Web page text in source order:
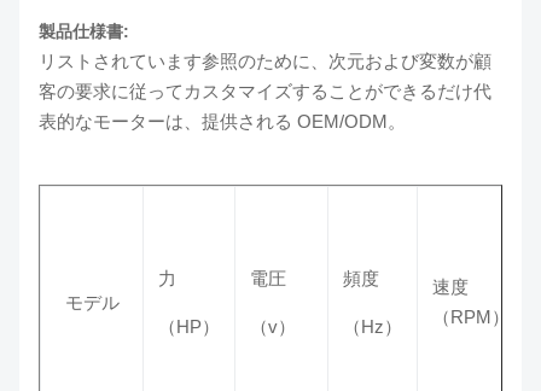
製品仕様書:
リストされています参照のために、次元および変数が顧
客の要求に従ってカスタマイズすることができるだけ代
表的なモーターは、提供される OEM/ODM。
モデル
力
（HP）
電圧
（v）
頻度
（Hz）
速度
（RPM）